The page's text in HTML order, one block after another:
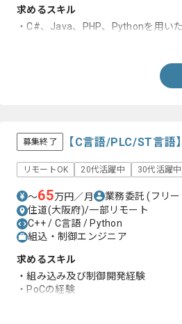
求めるスキル
・C#、Java、PHP、Pythonを用い
募集終了 【C言語/PLC/ST言
リモートOK 20代活躍中 30代活躍中
〜65万円／月 業務委託(フリ
住道(大阪府)/一部リモート
C++ / C言語 / Python
組込・制御エンジニア
求めるスキル
・組み込み及び制御開発経験
・PoCの経験